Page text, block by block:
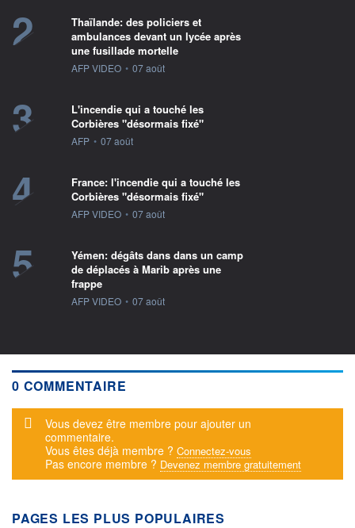
2
Thaïlande: des policiers et
ambulances devant un lycée après
une fusillade mortelle
information fournie par
AFP VIDEO • 07 août
3
L'incendie qui a touché les
Corbières "désormais fixé"
information fournie par
AFP • 07 août
4
France: l'incendie qui a touché les
Corbières "désormais fixé"
information fournie par
AFP VIDEO • 07 août
5
Yémen: dégâts dans dans un camp
de déplacés à Marib après une
frappe
information fournie par
AFP VIDEO • 07 août
0 COMMENTAIRE
Message d'alerte
Vous devez être membre pour ajouter un
commentaire.
Vous êtes déjà membre ? Connectez-vous
Pas encore membre ? Devenez membre gratuitement
PAGES LES PLUS POPULAIRES